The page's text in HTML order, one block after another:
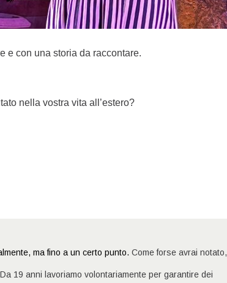
e con una storia da raccontare.
nella vostra vita all’estero?
ma fino a un certo punto. Come forse avrai notato,
19 anni lavoriamo volontariamente per garantire dei